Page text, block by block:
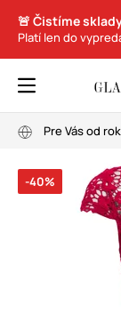
🚨 Čistíme
Platí len do
Pre Vás od
-40%